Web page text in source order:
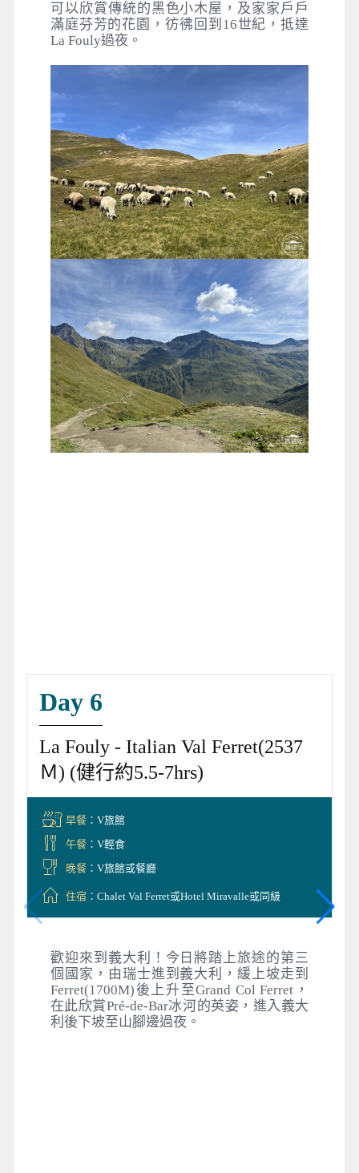
可以欣賞傳統的黑色小木屋，及家家戶戶
滿庭芬芳的花園，彷彿回到16世紀，抵達
La Fouly過夜。
Day 6
La Fouly - Italian Val Ferret(2537
Ｍ) (健行約5.5-7hrs)
早餐：V旅館
午餐：V輕食
晚餐：V旅館或餐廳
住宿：Chalet Val Ferret或Hotel Miravalle或同級
歡迎來到義大利！今日將踏上旅途的第三
個國家，由瑞士進到義大利，緩上坡走到
Ferret(1700M)後上升至Grand Col Ferret，
在此欣賞Pré-de-Bar冰河的英姿，進入義大
利後下坡至山腳邊過夜。